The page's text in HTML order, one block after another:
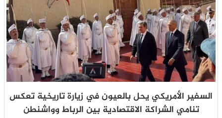
السفير الأمريكي يحل بالعيون في زيارة تاريخية تعكس
تنامي الشراكة الاقتصادية بين الرباط وواشنطن